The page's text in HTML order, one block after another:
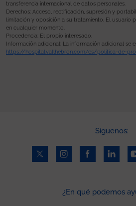
transferencia internacional de datos personales.
Derechos: Acceso, rectificación, supresión y
limitación y oposición a su tratamiento. El usuario
en cualquier momento.
Procedencia: El propio interesado.
Información adicional: La información adicional se
https://hospital.vallhebron.com/es/politica-de-
Síguenos:
¿En qué podemos